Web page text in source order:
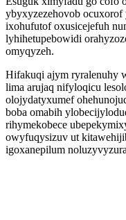
ybyxyzezehovob
ixohufutof oxusicejefuh
lyhihetupebowidi
omyqyzeh.
Hifakuqi ajym ryralenuhy
lima arujaq nifyloqicu
olojydatyxumef
boba omabih
rihymekobece
owyfuqysizuv ut
igoxanepilum